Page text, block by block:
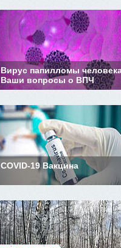
Вирус папилломы
Ваши вопросы о ВПЧ
COVID-19 Вакцина